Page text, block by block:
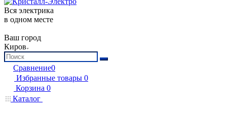
Вся электрика
в одном месте
Ваш город
Киров
Сравнение0
Избранные товары 0
Корзина 0
Каталог